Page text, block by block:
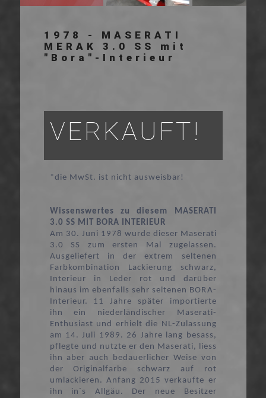
1978 - MASERATI
MERAK 3.0 SS mit
"Bora"-Interieur
VERKAUFT!
*die MwSt. ist nicht ausweisbar!
Wissenswertes zu diesem MASERATI
3.0 SS MIT BORA INTERIEUR
Am 30. Juni 1978 wurde dieser Maserati
3.0 SS zum ersten Mal zugelassen.
Ausgeliefert in der extrem seltenen
Farbkombination Lackierung schwarz,
Interieur in Leder rot und darüber
hinaus im ebenfalls sehr seltenen BORA-
Interieur. 11 Jahre später importierte
ihn ein niederländischer Maserati-
Enthusiast und erhielt die NL-Zulassung
am 14. Juli 1989. 26 Jahre lang besass,
pflegte und nutzte er den Maserati, liess
ihn aber auch bedauerlicher Weise von
der Originalfarbe schwarz auf rot
umlackieren. Anfang 2015 verkaufte er
ihn in´s Allgäu. Der neue Besitzer